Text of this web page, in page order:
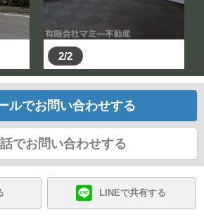
2/2
ルでお問い合わせする
でお問い合わせする
LINEで共有する